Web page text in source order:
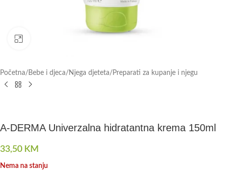
Početna/ Bebe i djeca/ Njega djeteta/ Preparati za kupanje i njegu
A-DERMA Univerzalna hidratantna krema 150ml
33,50 KM
Nema na stanju